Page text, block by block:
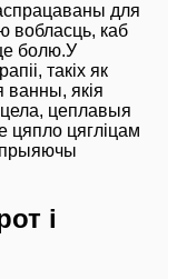
для
вобласць, каб
болю.У
такіх як
ванны, якія
цеплавыя
цяпло цягліцам
і